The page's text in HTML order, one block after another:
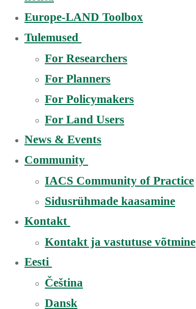
Europe-LAND Toolbox
Tulemused
For Researchers
For Planners
For Policymakers
For Land Users
News & Events
Community
IACS Community of Practice
Sidusrühmade kaasamine
Kontakt
Kontakt ja vastutuse võtmine
Eesti
Čeština
Dansk